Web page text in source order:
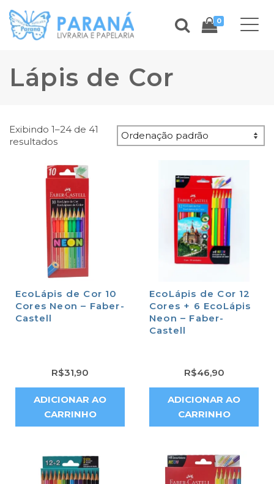
0
Lápis de Cor
Exibindo 1–24 de 41
resultados
EcoLápis de Cor 10
Cores Neon – Faber-
Castell
R$31,90
ADICIONAR AO
CARRINHO
EcoLápis de Cor 12
Cores + 6 EcoLápis
Neon – Faber-
Castell
R$46,90
ADICIONAR AO
CARRINHO